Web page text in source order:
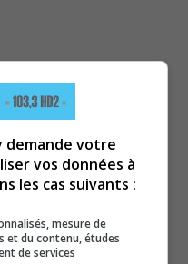
demande votre
vos données à
les cas suivants :
mesure de
et du contenu, études
de services